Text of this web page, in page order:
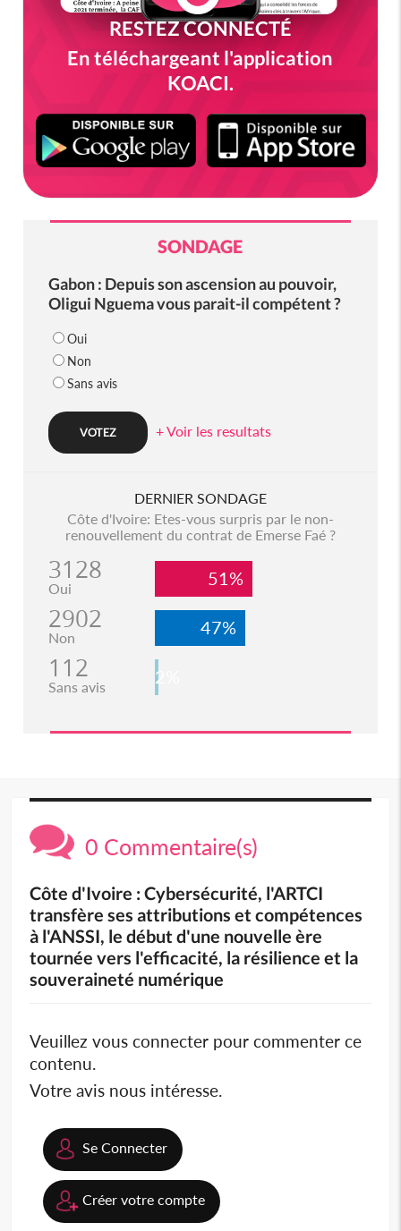
RESTEZ CONNECTÉ
En téléchargeant l'application
KOACI.
SONDAGE
Gabon : Depuis son ascension au pouvoir,
Oligui Nguema vous parait-il compétent ?
Oui
Non
Sans avis
+ Voir les resultats
DERNIER SONDAGE
Côte d'Ivoire: Etes-vous surpris par le non-
renouvellement du contrat de Emerse Faé ?
3128
Oui 51%
2902
Non 47%
112
Sans avis 2%
0 Commentaire(s)
Côte d'Ivoire : Cybersécurité, l'ARTCI
transfère ses attributions et compétences
à l'ANSSI, le début d'une nouvelle ère
tournée vers l'efficacité, la résilience et la
souveraineté numérique
Veuillez vous connecter pour commenter ce
contenu.
Votre avis nous intéresse.
Se Connecter
Créer votre compte